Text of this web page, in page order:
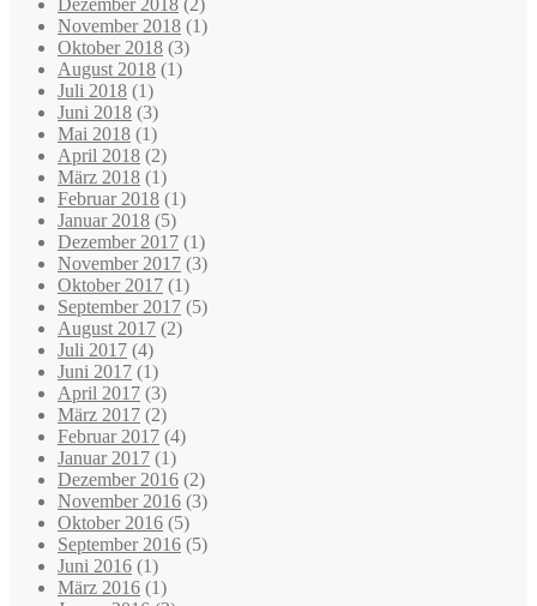
Dezember 2018 (2)
November 2018 (1)
Oktober 2018 (3)
August 2018 (1)
Juli 2018 (1)
Juni 2018 (3)
Mai 2018 (1)
April 2018 (2)
März 2018 (1)
Februar 2018 (1)
Januar 2018 (5)
Dezember 2017 (1)
November 2017 (3)
Oktober 2017 (1)
September 2017 (5)
August 2017 (2)
Juli 2017 (4)
Juni 2017 (1)
April 2017 (3)
März 2017 (2)
Februar 2017 (4)
Januar 2017 (1)
Dezember 2016 (2)
November 2016 (3)
Oktober 2016 (5)
September 2016 (5)
Juni 2016 (1)
März 2016 (1)